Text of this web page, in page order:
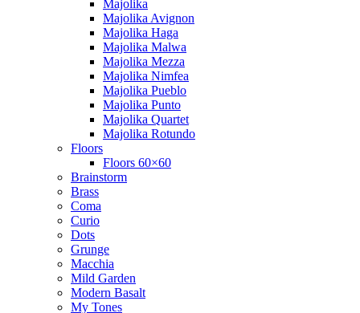
Majolika
Majolika Avignon
Majolika Haga
Majolika Malwa
Majolika Mezza
Majolika Nimfea
Majolika Pueblo
Majolika Punto
Majolika Quartet
Majolika Rotundo
Floors
Floors 60×60
Brainstorm
Brass
Coma
Curio
Dots
Grunge
Macchia
Mild Garden
Modern Basalt
My Tones